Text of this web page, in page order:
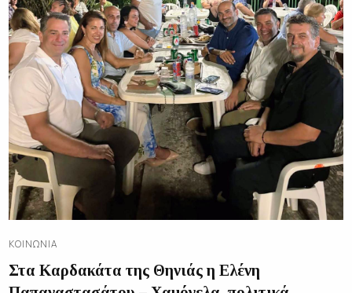
ΚΟΙΝΩΝΊΑ
Στα Καρδακάτα της Θηνιάς η Ελένη